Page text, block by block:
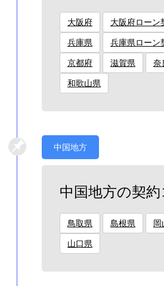
大阪府 大阪府ローン
兵庫県 兵庫県ローン
京都府 滋賀県 奈
和歌山県
中国地方
中国地方の契
鳥取県 島根県 岡
山口県